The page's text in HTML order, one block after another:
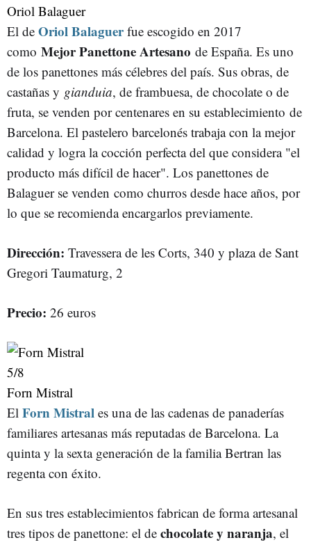
Oriol Balaguer
El de Oriol Balaguerfue escogido en 2017
como Mejor Panettone Artesano de España. Es uno
de los panettones más célebres del país. Sus obras, de
castañas y gianduia, de frambuesa, de chocolate o de
fruta, se venden por centenares en su establecimiento de
Barcelona. El pastelero barcelonés trabaja con la mejor
calidad y logra la cocción perfecta del que considera "el
producto más difícil de hacer". Los panettones de
Balaguer se venden como churros desde hace años, por
lo que se recomienda encargarlos previamente.
Dirección: Travessera de les Corts, 340 y plaza de Sant
Gregori Taumaturg, 2
Precio: 26 euros
5/8
Forn Mistral
El Forn Mistral es una de las cadenas de panaderías
familiares artesanas más reputadas de Barcelona. La
quinta y la sexta generación de la familia Bertran las
regenta con éxito.
En sus tres establecimientos fabrican de forma artesanal
tres tipos de panettone: el de chocolate y naranja, el